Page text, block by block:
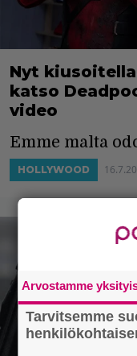
Nyt
katso
video
Emme malta
HOLLYWOOD
Arvostamme
Tarvitsemme